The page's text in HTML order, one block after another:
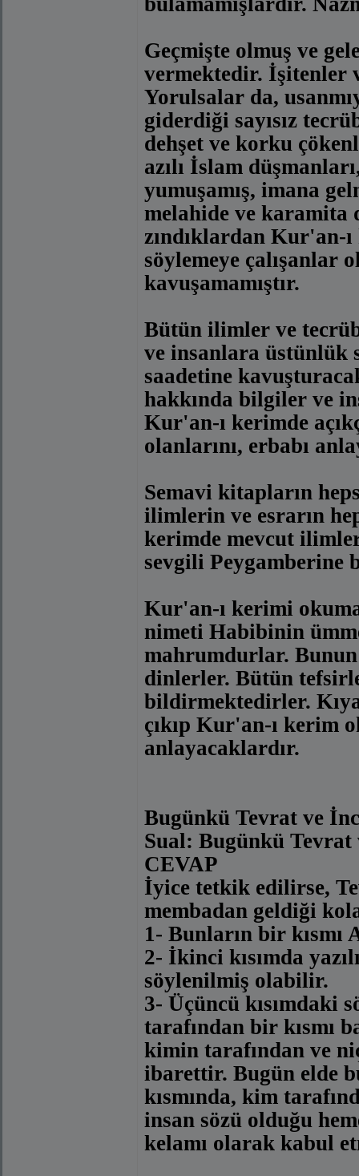
Geçmişte olmuş ve
vermektedir. İşitenler
Yorulsalar da,
giderdiği sayısız
dehşet ve korku
azılı İslam
yumuşamış, imana
melahide ve karamita
zındıklardan Kur'an-
söylemeye çalışanlar
kavuşamamıştır.
Bütün ilimler ve
ve insanlara üstünlük
saadetine
hakkında bilgiler ve
Kur'an-ı kerimde
olanlarını, erbabı
Semavi kitapların
ilimlerin ve esrarın
kerimde mevcut
sevgili Peygamberine
Kur'an-ı kerimi
nimeti Habibinin
mahrumdurlar.
dinlerler. Bütün
bildirmektedirler.
çıkıp Kur'an-ı kerim
anlayacaklardır.
Bugünkü Tevrat ve
Sual: Bugünkü
CEVAP
İyice tetkik edilirse,
membadan geldiği
1- Bunların bir
2- İkinci kısımda
söylenilmiş olabilir.
3- Üçüncü kısımdaki
tarafından bir kısmı
kimin tarafından ve
ibarettir. Bugün elde
kısmında, kim
insan sözü olduğu
kelamı olarak kabul